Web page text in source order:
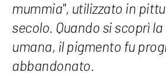
mummia", utilizzato in
secolo. Quando si scoprì
umana, il pigmento fu
abbandonato.